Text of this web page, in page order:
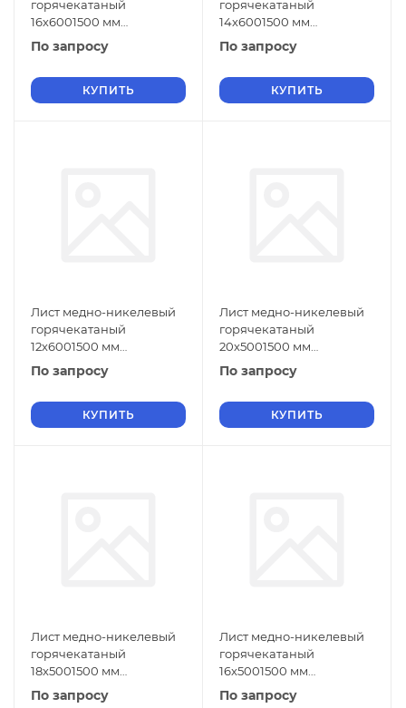
горячекатаный
16х6001500 мм
МНЖМц30-1-1 ГОСТ 5063-
По запросу
КУПИТЬ
горячекатаный
14х6001500 мм
МНЖМц30-1-1 ГОСТ 5063-
По запросу
КУПИТЬ
Лист медно-никелевый
горячекатаный
12х6001500 мм
МНЖМц30-1-1 ГОСТ 5063-
По запросу
КУПИТЬ
Лист медно-никелевый
горячекатаный
20х5001500 мм
МНЖМц30-1-1 ГОСТ 5063-
По запросу
КУПИТЬ
Лист медно-никелевый
горячекатаный
18х5001500 мм
МНЖМц30-1-1 ГОСТ 5063-
По запросу
Лист медно-никелевый
горячекатаный
16х5001500 мм
МНЖМц30-1-1 ГОСТ 5063-
По запросу